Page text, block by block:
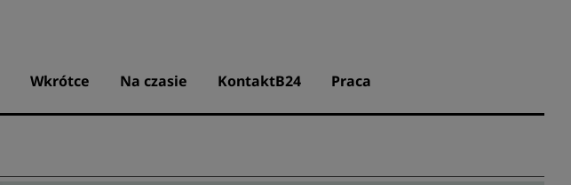
Wkrótce Na czasie KontaktB24 Praca